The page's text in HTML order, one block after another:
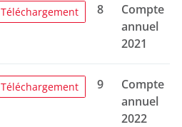
Téléchargement 8
Compte
annuel
2021
Téléchargement 9
Compte
annuel
2022